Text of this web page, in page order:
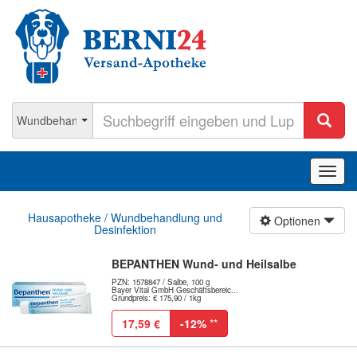
ein-/
Optionen
Hausapotheke / Wundbehandlung und
Desinfektion
BEPANTHEN Wund- und Heilsalbe
PZN: 1578847 / Salbe, 100 g
Bayer Vital GmbH Geschäftsbereic...
Grundpreis: € 175,90 / 1kg
17,59 € -12% **